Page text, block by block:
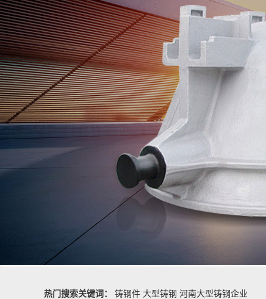
热门搜索关键词：
铸钢件 大型铸钢 河南大型铸钢企业